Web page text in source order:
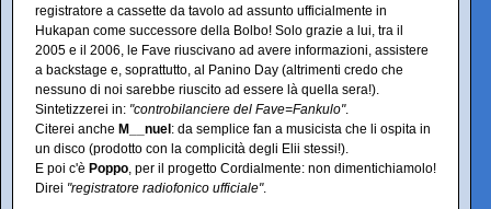
registratore a cassette da tavolo ad assunto ufficialmente in
Hukapan come successore della Bolbo! Solo grazie a lui, tra il
2005 e il 2006, le Fave riuscivano ad avere informazioni, assistere
a backstage e, soprattutto, al Panino Day (altrimenti credo che
nessuno di noi sarebbe riuscito ad essere là quella sera!).
Sintetizzerei in: "controbilanciere del Fave=Fankulo".
Citerei anche M__nuel : da semplice fan a musicista che li ospita in
un disco (prodotto con la complicità degli Elii stessi!).
E poi c'è Poppo, per il progetto Cordialmente: non dimentichiamolo!
Direi "registratore radiofonico ufficiale".